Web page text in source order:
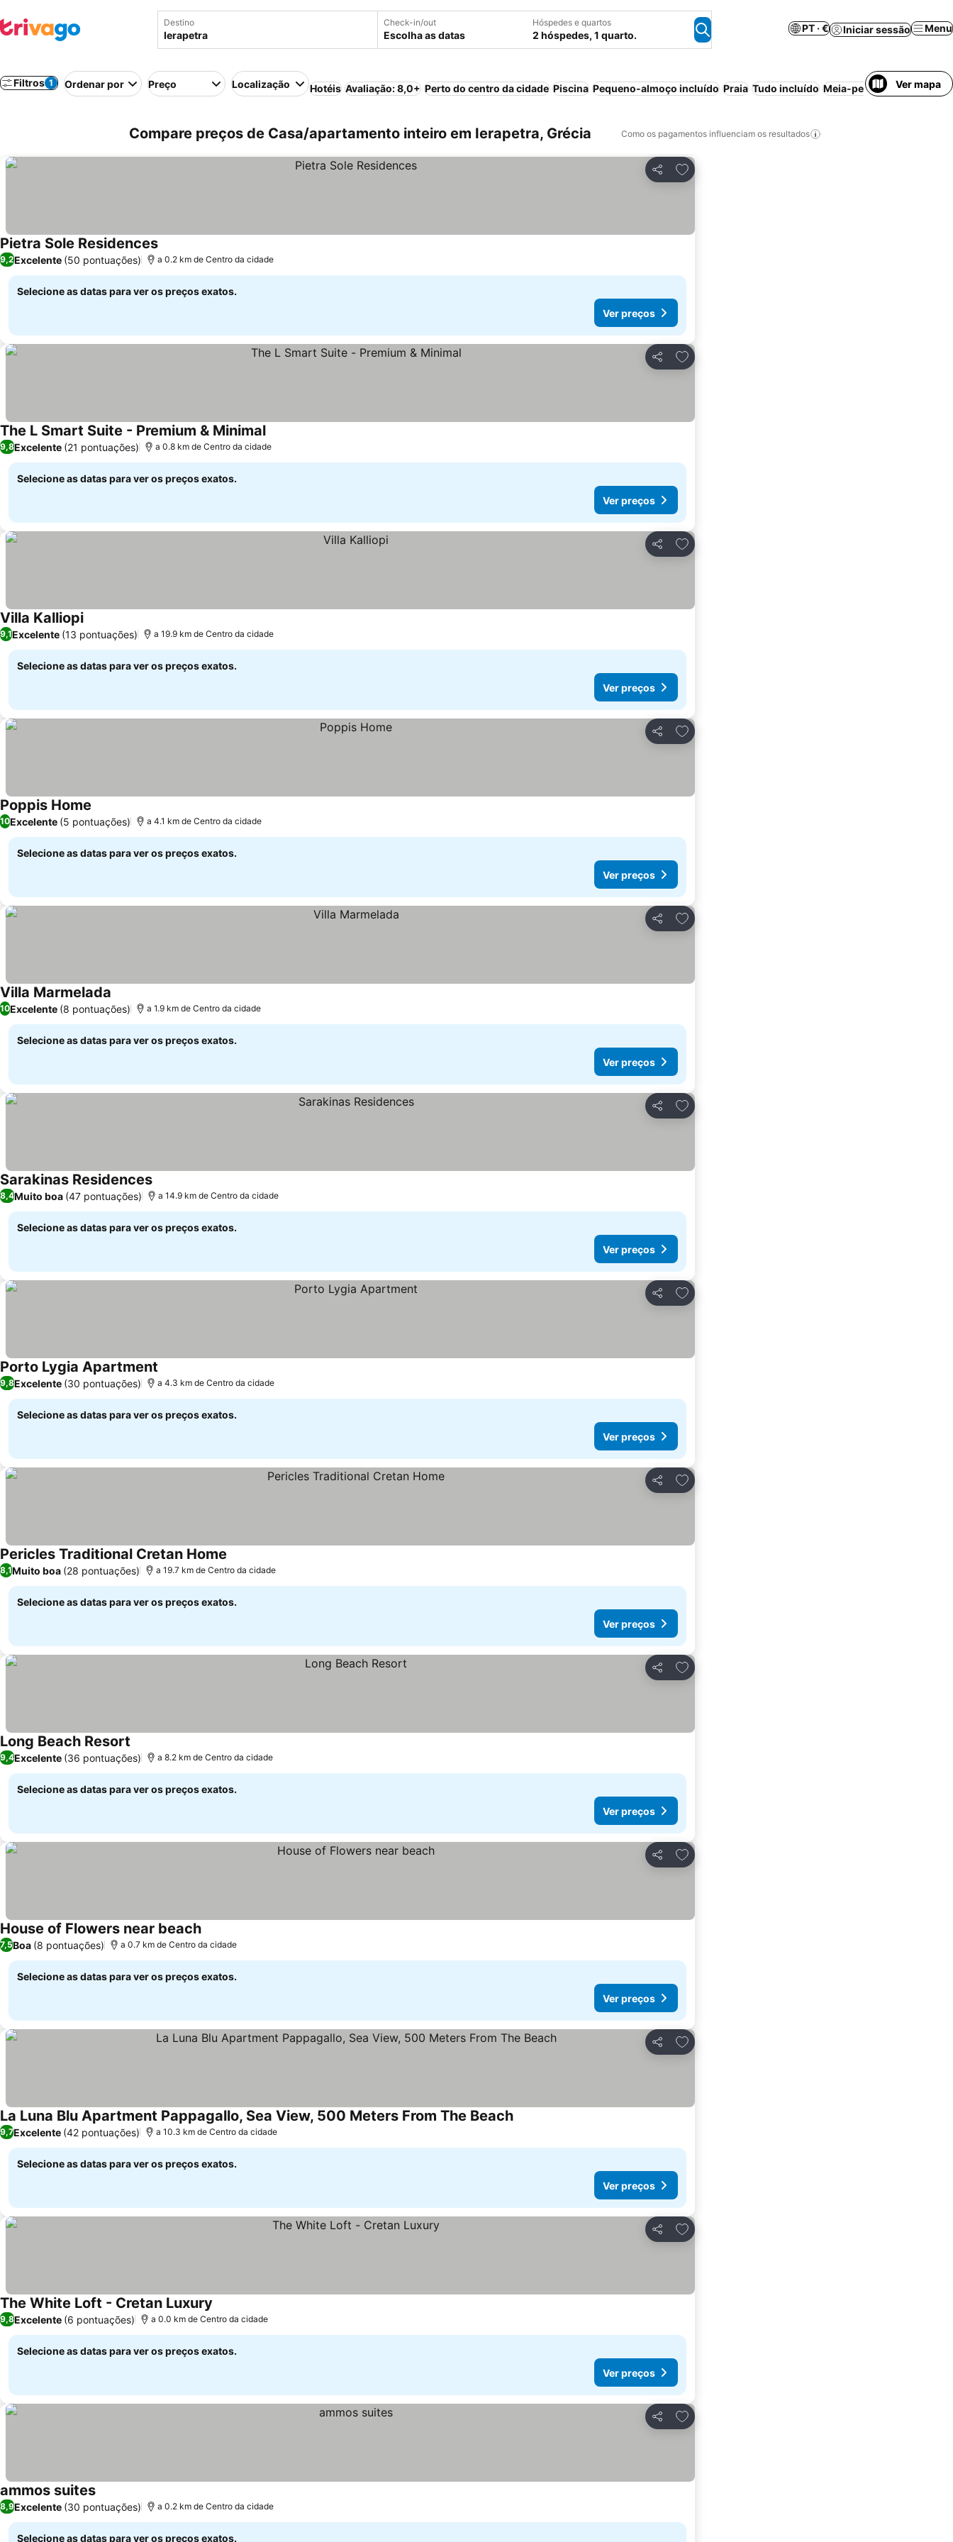
Destino Check-in/out
Escolha as datas
Hóspedes e quartos
2 hóspedes, 1 quarto.
PT · € Iniciar sessão Menu
Filtros 1 Ordenar por Preço Localização Hotéis Avaliação: 8,0+ Perto do centro da cidade Piscina Pequeno-almoço incluído Praia Tudo incluído Meia-pensão Aparthotel
Ver mapa
Compare preços de Casa/apartamento inteiro em Ierapetra, Grécia Como os pagamentos influenciam os resultados
Partilhar
Adicionar aos favoritos
Pietra Sole Residences
9,2Excelente (50 pontuações) a 0.2 km de Centro da cidade
Selecione as datas para ver os preços exatos.
Ver preços
Partilhar
Adicionar aos favoritos
The L Smart Suite - Premium & Minimal
9,8Excelente (21 pontuações) a 0.8 km de Centro da cidade
Selecione as datas para ver os preços exatos.
Ver preços
Partilhar
Adicionar aos favoritos
Villa Kalliopi
9,1Excelente (13 pontuações) a 19.9 km de Centro da cidade
Selecione as datas para ver os preços exatos.
Ver preços
Partilhar
Adicionar aos favoritos
Poppis Home
10Excelente (5 pontuações) a 4.1 km de Centro da cidade
Selecione as datas para ver os preços exatos.
Ver preços
Partilhar
Adicionar aos favoritos
Villa Marmelada
10Excelente (8 pontuações) a 1.9 km de Centro da cidade
Selecione as datas para ver os preços exatos.
Ver preços
Partilhar
Adicionar aos favoritos
Sarakinas Residences
8,4Muito boa (47 pontuações) a 14.9 km de Centro da cidade
Selecione as datas para ver os preços exatos.
Ver preços
Partilhar
Adicionar aos favoritos
Porto Lygia Apartment
9,8Excelente (30 pontuações) a 4.3 km de Centro da cidade
Selecione as datas para ver os preços exatos.
Ver preços
Partilhar
Adicionar aos favoritos
Pericles Traditional Cretan Home
8,1Muito boa (28 pontuações) a 19.7 km de Centro da cidade
Selecione as datas para ver os preços exatos.
Ver preços
Partilhar
Adicionar aos favoritos
Long Beach Resort
9,4Excelente (36 pontuações) a 8.2 km de Centro da cidade
Selecione as datas para ver os preços exatos.
Ver preços
Partilhar
Adicionar aos favoritos
House of Flowers near beach
7,5Boa (8 pontuações) a 0.7 km de Centro da cidade
Selecione as datas para ver os preços exatos.
Ver preços
Partilhar
Adicionar aos favoritos
La Luna Blu Apartment Pappagallo, Sea View, 500 Meters From The Beach
9,7Excelente (42 pontuações) a 10.3 km de Centro da cidade
Selecione as datas para ver os preços exatos.
Ver preços
Partilhar
Adicionar aos favoritos
The White Loft - Cretan Luxury
9,8Excelente (6 pontuações) a 0.0 km de Centro da cidade
Selecione as datas para ver os preços exatos.
Ver preços
Partilhar
Adicionar aos favoritos
ammos suites
8,9Excelente (30 pontuações) a 0.2 km de Centro da cidade
Selecione as datas para ver os preços exatos.